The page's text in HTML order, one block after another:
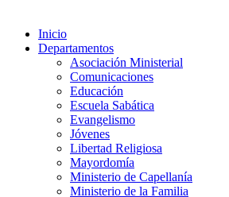
Inicio
Departamentos
Asociación Ministerial
Comunicaciones
Educación
Escuela Sabática
Evangelismo
Jóvenes
Libertad Religiosa
Mayordomía
Ministerio de Capellanía
Ministerio de la Familia